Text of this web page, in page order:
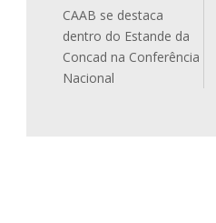
CAAB se destaca
dentro do Estande da
Concad na Conferência
Nacional